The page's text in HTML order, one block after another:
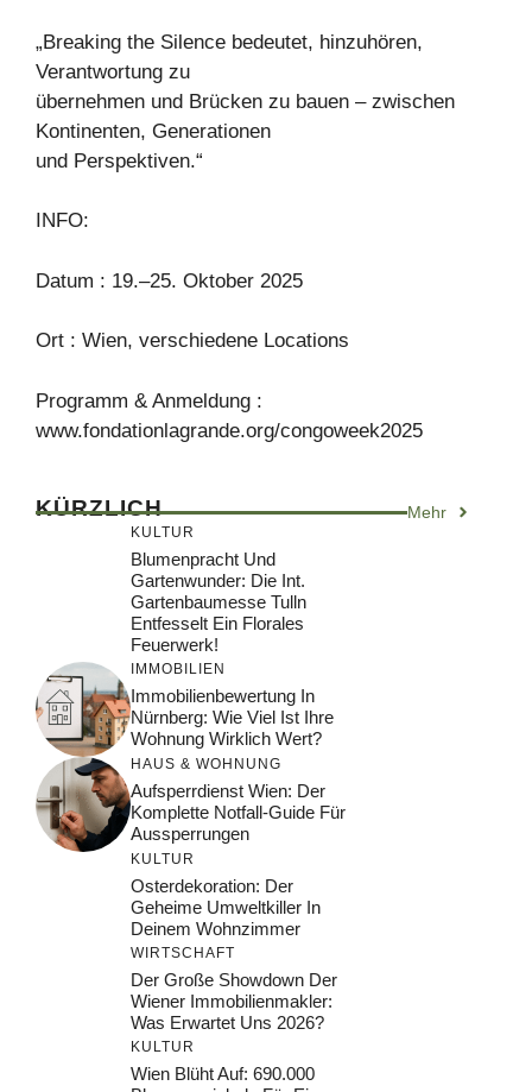
„Breaking the Silence bedeutet, hinzuhören,
Verantwortung zu
übernehmen und Brücken zu bauen – zwischen
Kontinenten, Generationen
und Perspektiven.“
INFO:
Datum : 19.–25. Oktober 2025
Ort : Wien, verschiedene Locations
Programm & Anmeldung :
www.fondationlagrande.org/congoweek2025
KÜRZLICH Mehr
KULTUR
Blumenpracht Und
Gartenwunder: Die Int.
Gartenbaumesse Tulln
Entfesselt Ein Florales
Feuerwerk!
IMMOBILIEN
Immobilienbewertung In
Nürnberg: Wie Viel Ist Ihre
Wohnung Wirklich Wert?
HAUS & WOHNUNG
Aufsperrdienst Wien: Der
Komplette Notfall-Guide Für
Aussperrungen
KULTUR
Osterdekoration: Der
Geheime Umweltkiller In
Deinem Wohnzimmer
WIRTSCHAFT
Der Große Showdown Der
Wiener Immobilienmakler:
Was Erwartet Uns 2026?
KULTUR
Wien Blüht Auf: 690.000